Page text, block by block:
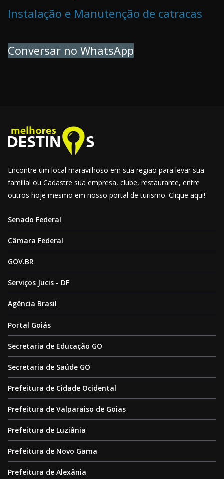
Instalação e Manutenção de catracas
Conversar no WhatsApp
Encontre um local maravilhoso em sua região para levar sua
família! ou Cadastre sua empresa, clube, restaurante, entre
outros hoje mesmo em nosso portal de turismo. Clique aqui!
Senado Federal
Câmara Federal
GOV.BR
Serviços Jucis - DF
Agência Brasil
Portal Goiás
Secretaria de Educação GO
Secretaria de Saúde GO
Prefeitura de Cidade Ocidental
Prefeitura de Valparaiso de Goias
Prefeitura de Luziânia
Prefeitura de Novo Gama
Prefeitura de Alexânia